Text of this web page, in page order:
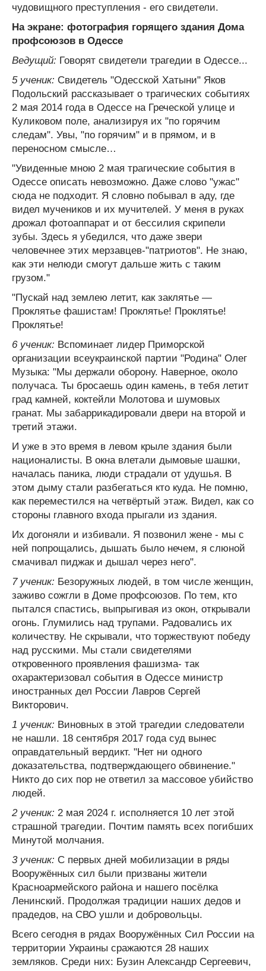
чудовищного преступления - его свидетели.
На экране: фотография горящего здания Дома
профсоюзов в Одессе
Ведущий: Говорят свидетели трагедии в Одессе...
5 ученик: Свидетель "Одесской Хатыни" Яков
Подольский рассказывает о трагических событиях
2 мая 2014 года в Одессе на Греческой улице и
Куликовом поле, анализируя их "по горячим
следам". Увы, "по горячим" и в прямом, и в
переносном смысле…
"Увиденные мною 2 мая трагические события в
Одессе описать невозможно. Даже слово "ужас"
сюда не подходит. Я словно побывал в аду, где
видел мучеников и их мучителей. У меня в руках
дрожал фотоаппарат и от бессилия скрипели
зубы. Здесь я убедился, что даже звери
человечнее этих мерзавцев-"патриотов". Не знаю,
как эти нелюди смогут дальше жить с таким
грузом."
"Пускай над землею летит, как заклятье —
Проклятье фашистам! Проклятье! Проклятье!
Проклятье!
6 ученик: Вспоминает лидер Приморской
организации всеукраинской партии "Родина" Олег
Музыка: "Мы держали оборону. Наверное, около
получаса. Ты бросаешь один камень, в тебя летит
град камней, коктейли Молотова и шумовых
гранат. Мы забаррикадировали двери на второй и
третий этажи.
И уже в это время в левом крыле здания были
националисты. В окна влетали дымовые шашки,
началась паника, люди страдали от удушья. В
этом дыму стали разбегаться кто куда. Не помню,
как переместился на четвёртый этаж. Видел, как со
стороны главного входа прыгали из здания.
Их догоняли и избивали. Я позвонил жене - мы с
ней попрощались, дышать было нечем, я слюной
смачивал пиджак и дышал через него".
7 ученик: Безоружных людей, в том числе женщин,
заживо сожгли в Доме профсоюзов. По тем, кто
пытался спастись, выпрыгивая из окон, открывали
огонь. Глумились над трупами. Радовались их
количеству. Не скрывали, что торжествуют победу
над русскими. Мы стали свидетелями
откровенного проявления фашизма- так
охарактеризовал события в Одессе министр
иностранных дел России Лавров Сергей
Викторович.
1 ученик: Виновных в этой трагедии следователи
не нашли. 18 сентября 2017 года суд вынес
оправдательный вердикт. "Нет ни одного
доказательства, подтверждающего обвинение."
Никто до сих пор не ответил за массовое убийство
людей.
2 ученик: 2 мая 2024 г. исполняется 10 лет этой
страшной трагедии. Почтим память всех погибших
Минутой молчания.
3 ученик: С первых дней мобилизации в ряды
Вооружённых сил были призваны жители
Красноармейского района и нашего посёлка
Ленинский. Продолжая традиции наших дедов и
прадедов, на СВО ушли и добровольцы.
Всего сегодня в рядах Вооружённых Сил России на
территории Украины сражаются 28 наших
земляков. Среди них: Бузин Александр Сергеевич,